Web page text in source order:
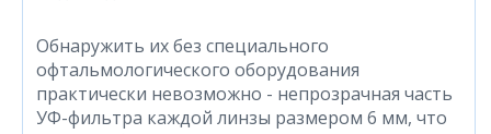
Обнаружить их без специального
офтальмологического оборудования
практически невозможно - непрозрачная часть
УФ-фильтра каждой линзы размером 6 мм, что